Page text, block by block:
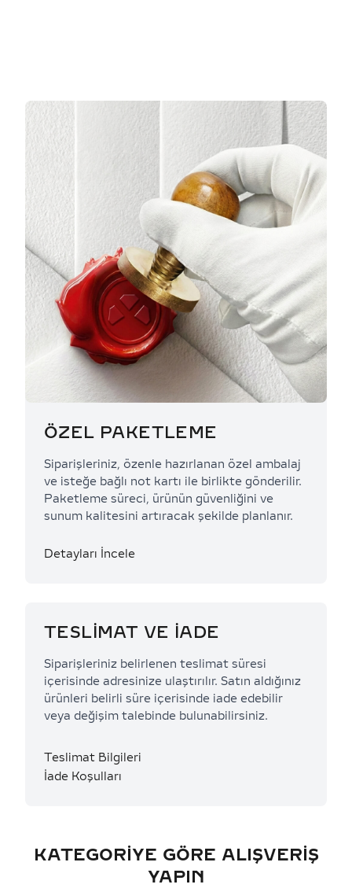
ÖZEL PAKETLEME
Siparişleriniz, özenle hazırlanan özel ambalaj
ve isteğe bağlı not kartı ile birlikte gönderilir.
Paketleme süreci, ürünün güvenliğini ve
sunum kalitesini artıracak şekilde planlanır.
Detayları İncele
TESLİMAT VE İADE
Siparişleriniz belirlenen teslimat süresi
içerisinde adresinize ulaştırılır. Satın aldığınız
ürünleri belirli süre içerisinde iade edebilir
veya değişim talebinde bulunabilirsiniz.
Teslimat Bilgileri
İade Koşulları
KATEGORIYE GÖRE ALIŞVERIŞ
YAPIN